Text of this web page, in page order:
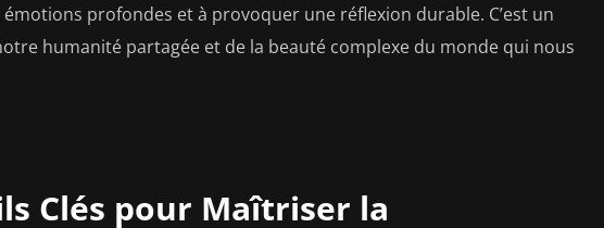
profondes et à provoquer une réflexion durable. C’est un
humanité partagée et de la beauté complexe du monde qui nous
Clés pour Maîtriser la